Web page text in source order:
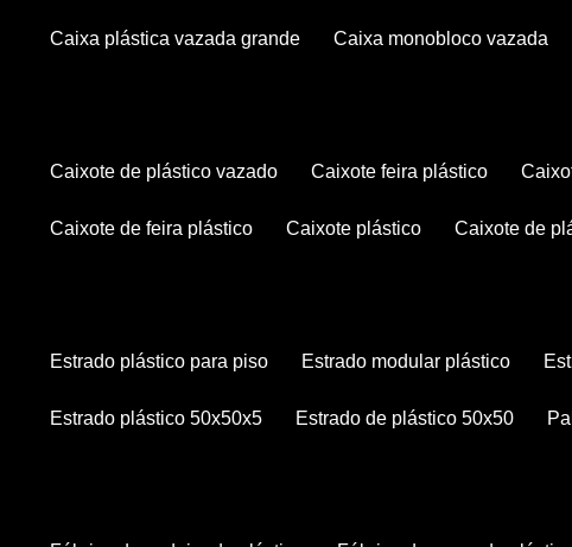
caixa plástica vazada grande caixa monobloco vazada
caixote de plástico vazado caixote feira plástico
caixote de feira plástico caixote plástico caixote de
estrado plástico para piso estrado modular plástico
estrado plástico 50x50x5 estrado de plástico 50x50